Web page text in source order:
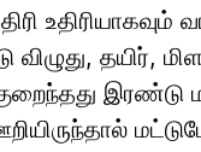
தயிர்,